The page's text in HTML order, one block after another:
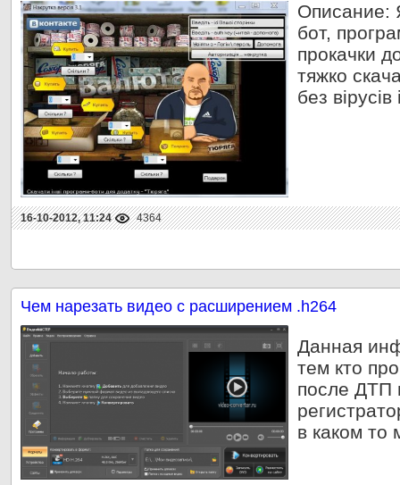
Описание:
бот,
прокачки
тяжко
без
16-10-2012, 11:24 4364
Чем нарезать видео с расширением .h264
Данная
тем кто
после ДТП
в каком то